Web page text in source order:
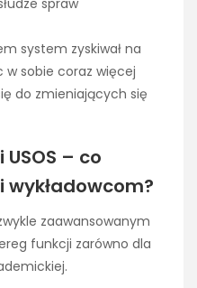
system zyskiwał na
sobie coraz więcej
do zmieniających się
– co
zaawansowanym
funkcji zarówno dla